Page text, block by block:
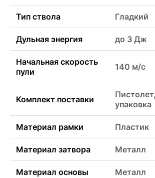
Тип ствола Гладкий
Дульная энергия до 3 Дж
Начальная скорость
пули
140 м/с
Комплект поставки
упаковка
Материал рамки Пластик
Материал затвора Металл
Материал основы Металл